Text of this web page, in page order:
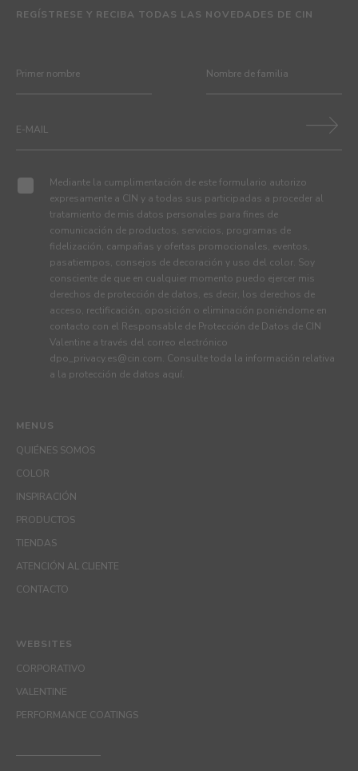
MENUS
QUIÉNES SOMOS
COLOR
INSPIRACIÓN
PRODUCTOS
TIENDAS
ATENCIÓN AL CLIENTE
CONTACTO
REGÍSTRESE Y RECIBA TODAS LAS NOVEDADES DE CIN
Mediante la cumplimentación de este formulario autorizo
expresamente a CIN y a todas sus participadas a proceder al
tratamiento de mis datos personales para fines de
comunicación de productos, servicios, programas de
fidelización, campañas y ofertas promocionales, eventos,
pasatiempos, consejos de decoración y uso del color. Soy
consciente de que en cualquier momento puedo ejercer mis
derechos de protección de datos, es decir, los derechos de
acceso, rectificación, oposición o eliminación poniéndome en
contacto con el Responsable de Protección de Datos de CIN
Valentine a través del correo electrónico
dpo_privacy.es@cin.com. Consulte toda la información relativa
a la protección de datos aquí.
WEBSITES
CORPORATIVO
VALENTINE
PERFORMANCE COATINGS